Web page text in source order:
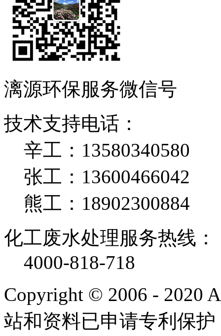
漓源环保服务微信号
技术支持电话：
辛工：13580340580
张工：13600466042
熊工：18902300884
化工废水处理服务热线：
4000-818-718
Copyright © 2006 - 2020
站和资料已申请专利保